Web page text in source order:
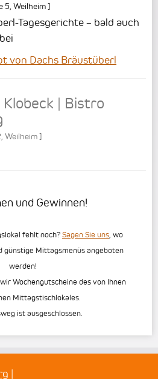
5 Weilheim]
Tagesgerichte – bald auch
von Dachs Bräustüberl
| Bistro
Weilheim]
und Gewinnen!
fehlt noch? Sagen Sie uns , wo
günstige Mittagsmenüs angeboten
werden!
Wochengutscheine des von Ihnen
Mittagstischlokales.
ist ausgeschlossen.
|